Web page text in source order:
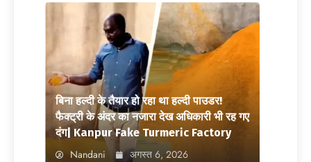
बिना हल्दी के तैयार हो रहा था हल्दी पाउडर!
फैक्ट्री के अंदर का नजारा देख अधिकारी भी रह गए
दंग| Kanpur Fake Turmeric Factory
Nandani अगस्त 6, 2026